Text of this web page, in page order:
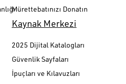
Mürettebatınızı Donatın
Kaynak Merkezi
2025 Dijital Katalogları
Güvenlik Sayfaları
İpuçları ve Kılavuzları